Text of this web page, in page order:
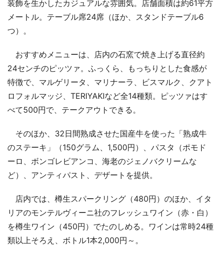
装飾を生かしたカジュアルな雰囲気。店舗面積は約61平方
メートル。テーブル席24席（ほか、スタンドテーブル6
つ）。
おすすめメニューは、店内の石窯で焼き上げる直径約
24センチのピッツァ。ふっくら、もっちりとした食感が
特徴で、マルゲリータ、マリナーラ、ビスマルク、クアト
ロフォルマッジ、TERIYAKIなど全14種類。ピッツァはす
べて500円で、テークアウトできる。
そのほか、32日間熟成させた国産牛を使った「熟成牛
のステーキ」（150グラム、1,500円）、パスタ（ポモド
ーロ、ボンゴレビアンコ、海老のジェノバクリームな
ど）、アンティパスト、デザートを提供。
店内では、樽生スパークリング（480円）のほか、イタ
リアのモンテルヴィーニ社のフレッシュワイン（赤・白）
を樽生ワイン（450円）でたのしめる。ワインは常時24種
類以上そろえ、ボトル1本2,000円～。